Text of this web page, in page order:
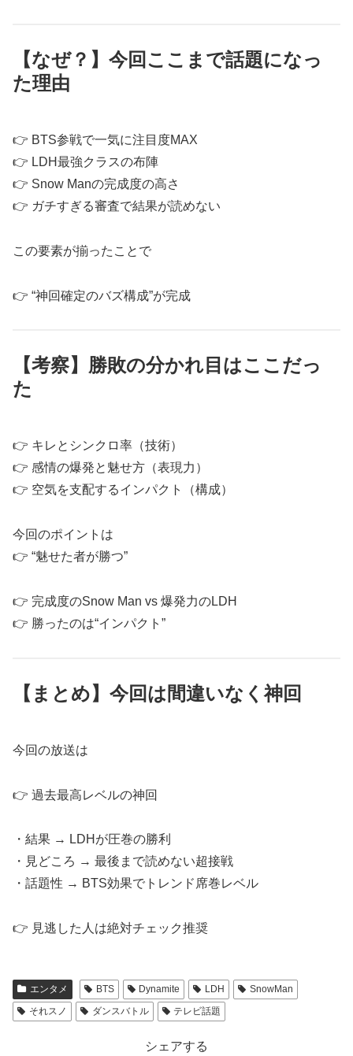
【なぜ？】今回ここまで話題になっ
た理由
👉 BTS参戦で一気に注目度MAX
👉 LDH最強クラスの布陣
👉 Snow Manの完成度の高さ
👉 ガチすぎる審査で結果が読めない
この要素が揃ったことで
👉 “神回確定のバズ構成”が完成
【考察】勝敗の分かれ目はここだっ
た
👉 キレとシンクロ率（技術）
👉 感情の爆発と魅せ方（表現力）
👉 空気を支配するインパクト（構成）
今回のポイントは
👉 “魅せた者が勝つ”
👉 完成度のSnow Man vs 爆発力のLDH
👉 勝ったのは“インパクト”
【まとめ】今回は間違いなく神回
今回の放送は
👉 過去最高レベルの神回
・結果 → LDHが圧巻の勝利
・見どころ → 最後まで読めない超接戦
・話題性 → BTS効果でトレンド席巻レベル
👉 見逃した人は絶対チェック推奨
エンタメ BTS Dynamite LDH
SnowMan
それスノ
ダンスバトル テレビ話題
シェアする